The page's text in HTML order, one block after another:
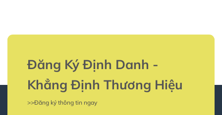
Đăng
Danh
Đăng
là
gì?
sao
doanh
nghiệp
thực
Đăng Ký Định Danh -
Khẳng Định Thương Hiệu
>>Đăng ký thông tin ngay